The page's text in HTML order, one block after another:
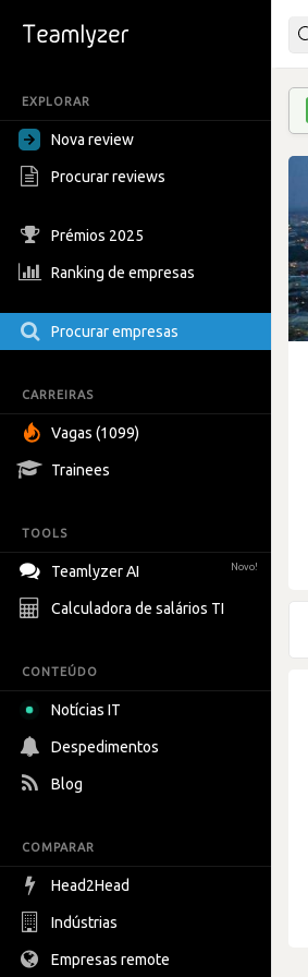
EXPLORAR
Nova review
Procurar reviews
Prémios 2025
Ranking de empresas
Procurar empresas
CARREIRAS
Vagas (1099)
Trainees
TOOLS
Teamlyzer AI Novo!
Calculadora de salários TI
CONTEÚDO
Notícias IT
Despedimentos
Blog
COMPARAR
Head2Head
Indústrias
Empresas remote